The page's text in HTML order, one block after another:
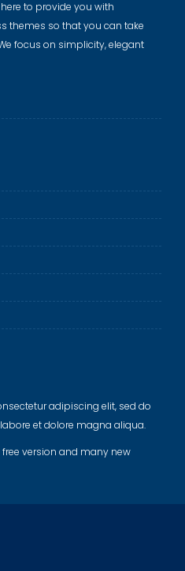
to provide you with
themes so that you can take
focus on simplicity, elegant
adipiscing elit, sed do
et dolore magna aliqua.
version and many new